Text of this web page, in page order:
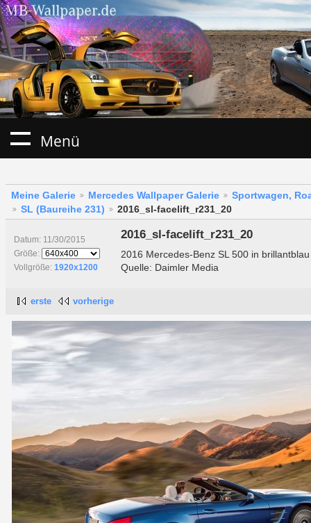
Menü
Meine Galerie Mercedes Wallpaper Galerie
Sportwagen,
SL (Baureihe 231)
2016_sl-facelift_r231_20
Datum: 11/30/2015
Größe:
Vollgröße: 1920x1200
2016_sl-facelift_r231_20
2016 Mercedes-Benz SL 500 in
Quelle: Daimler Media
erste vorherige